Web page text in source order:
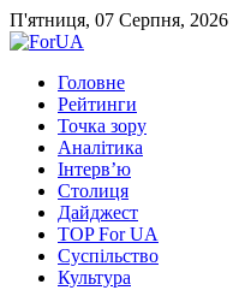
П'ятниця, 07 Серпня, 2026
Головне
Рейтинги
Точка зору
Аналітика
Інтерв’ю
Столиця
Дайджест
TOP For UA
Суспiльство
Культура